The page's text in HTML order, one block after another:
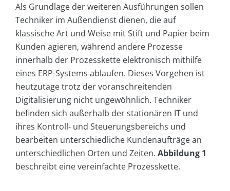
Als Grundlage der weiteren Ausführungen sollen
Techniker im Außendienst dienen, die auf
klassische Art und Weise mit Stift und Papier beim
Kunden agieren, während andere Prozesse
innerhalb der Prozesskette elektronisch mithilfe
eines ERP-Systems ablaufen. Dieses Vorgehen ist
heutzutage trotz der voranschreitenden
Digitalisierung nicht ungewöhnlich. Techniker
befinden sich außerhalb der stationären IT und
ihres Kontroll- und Steuerungsbereichs und
bearbeiten unterschiedliche Kundenaufträge an
unterschiedlichen Orten und Zeiten. Abbildung 1
beschreibt eine vereinfachte Prozesskette.